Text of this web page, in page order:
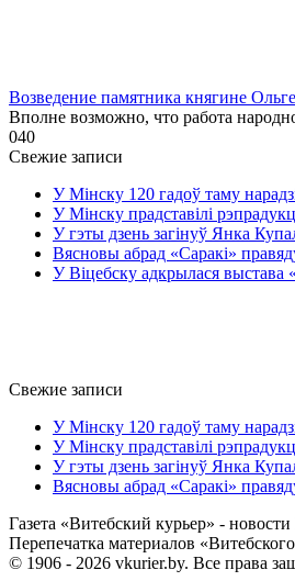
Возведение памятника княгине
Вполне возможно, что работа
040
Свежие записи
У Мінску 120 гадоў таму
У Мінску прадставілі
У гэты дзень загінуў Янка
Вясновы абрад «Саракі»
У Віцебску адкрылася выстава
Свежие записи
У Мінску 120 гадоў таму
У Мінску прадставілі
У гэты дзень загінуў Янка
Вясновы абрад «Саракі»
Газета «Витебский курьер» -
Перепечатка материалов
© 1906 - 2026 vkurier.by. Все права